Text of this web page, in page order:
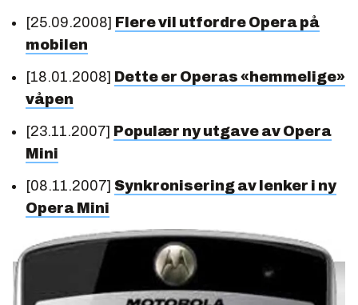
[25.09.2008] Flere vil utfordre Opera på
mobilen
[18.01.2008] Dette er Operas «hemmelige»
våpen
[23.11.2007] Populær ny utgave av Opera
Mini
[08.11.2007] Synkronisering av lenker i ny
Opera Mini